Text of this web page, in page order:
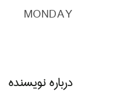
2013
MONDAY
درباره نویسنده